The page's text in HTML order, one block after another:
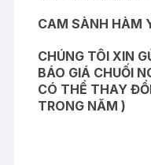
CAM SÀNH HÀM
CHÚNG TÔI XIN
BÁO GIÁ CHUỐI
CÓ THỂ THAY
TRONG NĂM )